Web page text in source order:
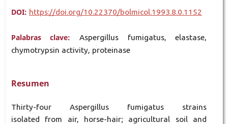
DOI: https://doi.org/10.22370/bolmicol.1993.8.0.1152
Palabras clave: Aspergillus fumigatus, elastase,
chymotrypsin activity, proteinase
Resumen
Thirty-four Aspergillus fumigatus strains
isolated from air, horse-hair; agricultural soil and